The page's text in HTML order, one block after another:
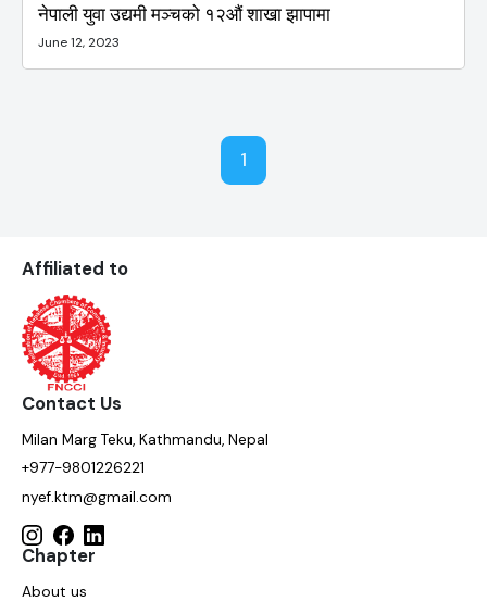
नेपाली युवा उद्यमी मञ्चको १२औं शाखा झापामा
June 12, 2023
1
Affiliated to
Contact Us
Milan Marg Teku, Kathmandu, Nepal
+977-9801226221
nyef.ktm@gmail.com
Chapter
About us